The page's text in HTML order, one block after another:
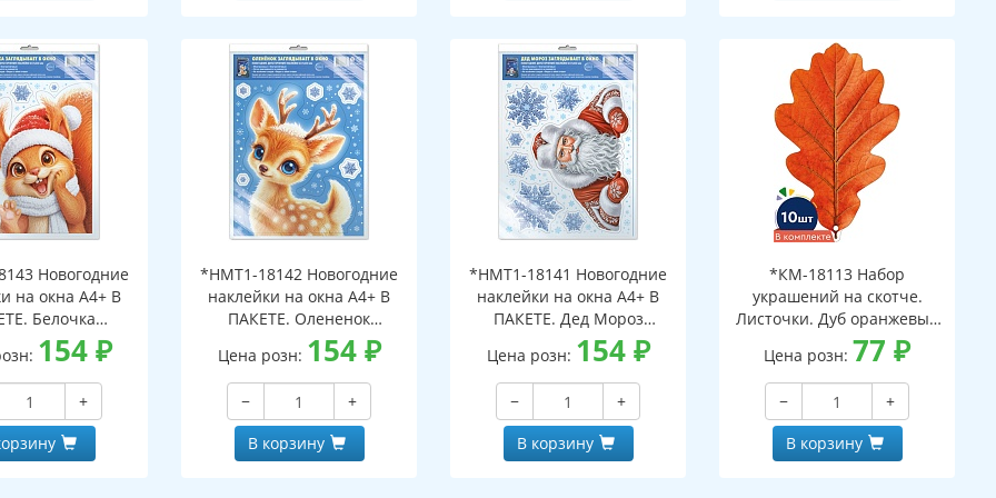
Новогодние
на окна А4+ В
Белочка
в окно (видны
сторон,
в
упаковке,
и клеевым
154₽
+
*НМТ1-18142 Новогодние
наклейки на окна А4+ В
ПАКЕТЕ. Олененок
заглядывает в окно (видны
с обеих сторон,
многоразовые, в
индивидуальной упаковке,
с европодвесом и клеевым
клапаном)
Цена розн: 154₽
−
+
В корзину
*НМТ1-18141 Новогодние
наклейки на окна А4+ В
ПАКЕТЕ. Дед Мороз
заглядывает в окно (видны
с обеих сторон,
многоразовые, в
индивидуальной упаковке,
с европодвесом и клеевым
клапаном)
Цена розн: 154₽
−
+
В корзину
*КМ-18113 Набор
украшений на скотче.
Листочки. Дуб оранжевый
(10 шт. в наборе,
двухсторонняя, ВД-лак)
Цена розн: 77₽
−
+
В корзину